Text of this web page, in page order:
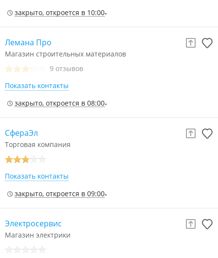
закрыто, откроется в 10:00
Лемана Про
Магазин строительных материалов
9 отзывов
Показать контакты
закрыто, откроется в 08:00
СфераЭл
Торговая компания
Показать контакты
закрыто, откроется в 09:00
Электросервис
Магазин электрики